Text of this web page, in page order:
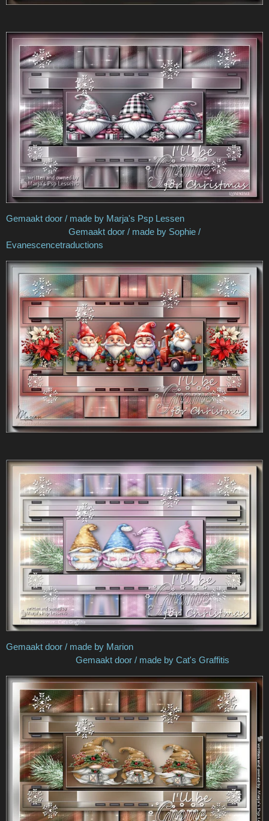
Gemaakt door / made by Marja's Psp Lessen
Gemaakt door / made by Sophie /
Evanescencetraductions
Gemaakt door / made by Marion
Gemaakt door / made by Cat's Graffitis